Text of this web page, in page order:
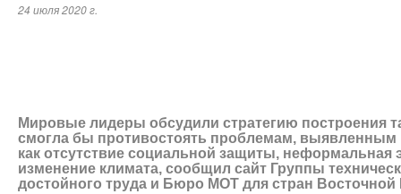
24 июля 2020 г.
Мировые лидеры обсудили стратегию построения
смогла бы противостоять проблемам, выявленным
как отсутствие социальной защиты, неформальная
изменение климата, сообщил сайт Группы
достойного труда и Бюро МОТ для стран